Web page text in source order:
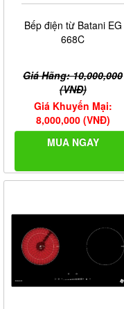
Bếp điện từ Batani EG
668C
Giá Hãng: 10,000,000
(VNĐ)
Giá Khuyến Mại:
8,000,000 (VNĐ)
MUA NGAY